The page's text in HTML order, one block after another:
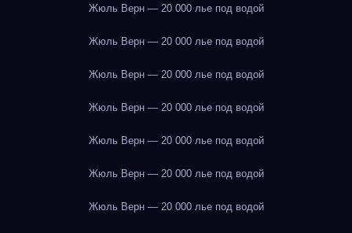
Жюль Верн — 20 000 лье под водой
Жюль Верн — 20 000 лье под водой
Жюль Верн — 20 000 лье под водой
Жюль Верн — 20 000 лье под водой
Жюль Верн — 20 000 лье под водой
Жюль Верн — 20 000 лье под водой
Жюль Верн — 20 000 лье под водой